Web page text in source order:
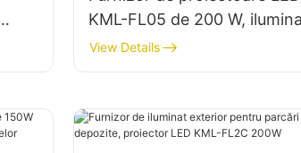
KML-FL05 de 200 W,
pentru situații de urgență și
dezastre
View Details